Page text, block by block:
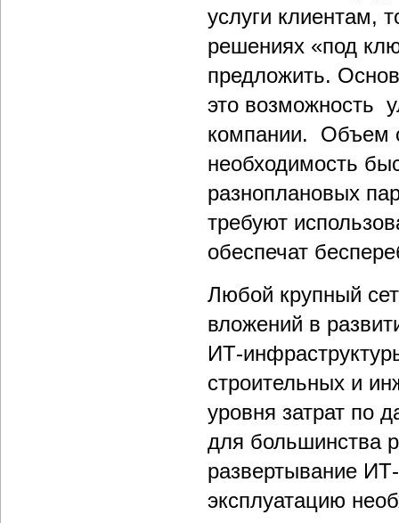
услуги клиентам,
решениях «под
предложить.
это возможность
компании. Объем
необходимость
разноплановых
требуют
обеспечат
Любой крупный
вложений в
ИТ-
строительных и
уровня затрат по
для большинства
развертывание
эксплуатацию